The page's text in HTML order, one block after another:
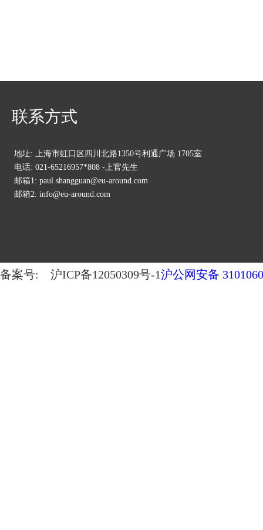
联系方式
地址: 上海市虹口区四川北路1350号利通广场 1705室
电话: 021-65216957*808 -上官先生
邮箱1: paul.shangguan@eu-around.com
邮箱2: info@eu-around.com
沪公网安备
备案号: 沪ICP备12050309号-1